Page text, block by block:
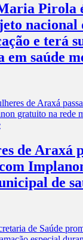
Pirola
nacional
e terá
em saúde
de Araxá
de